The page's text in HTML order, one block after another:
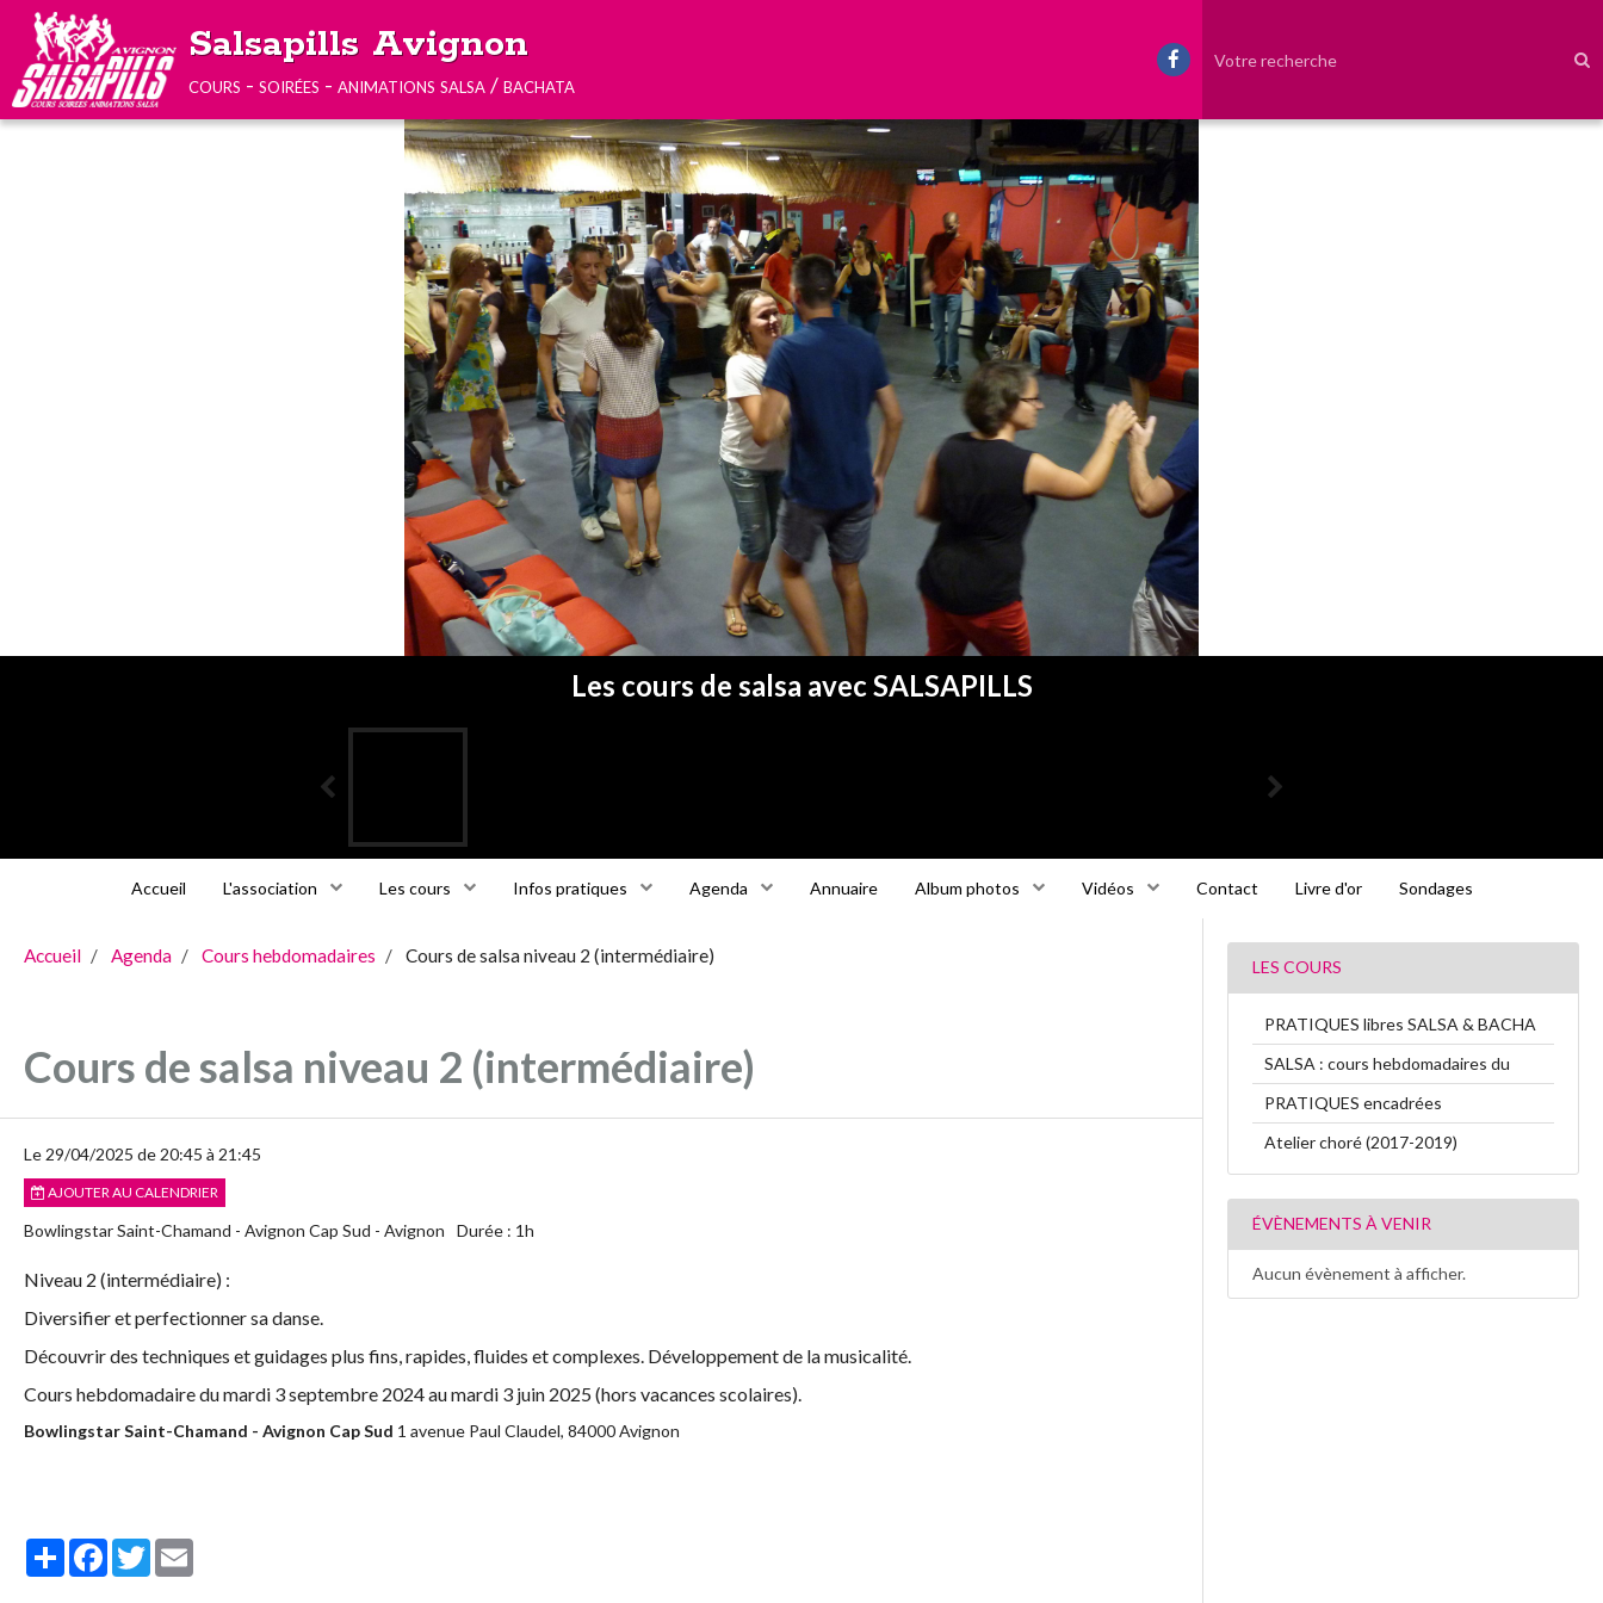
Salsapills Avignon
cours - soirées - animations salsa / bachata
Les cours de salsa avec SALSAPILLS
Accueil L'association Les cours Infos pratiques Agenda Annuaire Album photos Vidéos Contact Livre d'or Sondages
Accueil Agenda Cours hebdomadaires Cours de salsa niveau 2 (intermédiaire)
Cours de salsa niveau 2 (intermédiaire)
Le 29/04/2025 de 20:45 à 21:45
AJOUTER AU CALENDRIER
Bowlingstar Saint-Chamand - Avignon Cap Sud - Avignon Durée : 1h
Niveau 2 (intermédiaire) :
Diversifier et perfectionner sa danse.
Découvrir des techniques et guidages plus fins, rapides, fluides et complexes. Développement de la musicalité.
Cours hebdomadaire du mardi 3 septembre 2024 au mardi 3 juin 2025 (hors vacances scolaires).
Bowlingstar Saint-Chamand - Avignon Cap Sud 1 avenue Paul Claudel, 84000 Avignon
PartagerFacebook
Twitter
LES COURS
PRATIQUES libres SALSA & BACHA
SALSA : cours hebdomadaires du
PRATIQUES encadrées
Atelier choré (2017-2019)
ÉVÈNEMENTS À VENIR
Aucun évènement à afficher.